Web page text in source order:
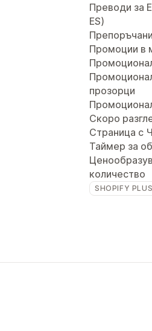
Преводи за
ES)
Промоции в
прозорци
Скоро
Страница с
Таймер за
количество
SHOPIFY PLUS